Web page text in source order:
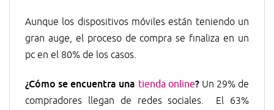
Aunque los dispositivos móviles están teniendo un
gran auge, el proceso de compra se finaliza en un
pc en el 80% de los casos.
¿Cómo se encuentra una tienda online?Un 29% de
compradores llegan de redes sociales. El 63%